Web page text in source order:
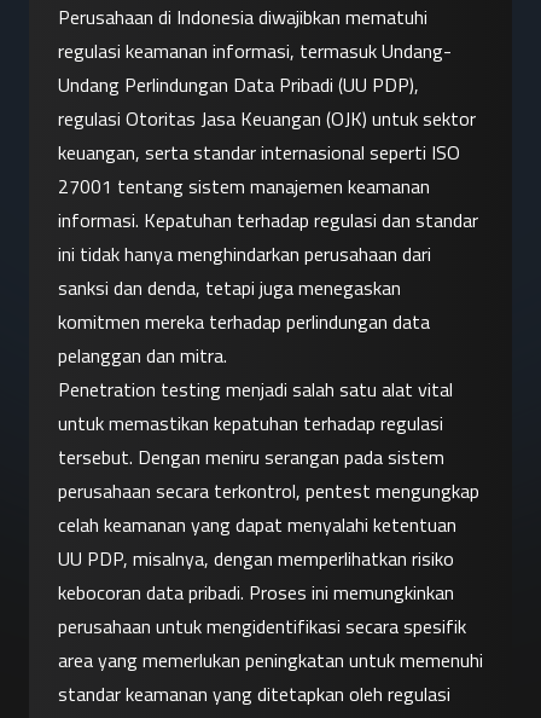
Perusahaan di Indonesia diwajibkan mematuhi
regulasi keamanan informasi, termasuk Undang-
Undang Perlindungan Data Pribadi (UU PDP),
regulasi Otoritas Jasa Keuangan (OJK) untuk sektor
keuangan, serta standar internasional seperti ISO
27001 tentang sistem manajemen keamanan
informasi. Kepatuhan terhadap regulasi dan standar
ini tidak hanya menghindarkan perusahaan dari
sanksi dan denda, tetapi juga menegaskan
komitmen mereka terhadap perlindungan data
pelanggan dan mitra.
Penetration testing menjadi salah satu alat vital
untuk memastikan kepatuhan terhadap regulasi
tersebut. Dengan meniru serangan pada sistem
perusahaan secara terkontrol, pentest mengungkap
celah keamanan yang dapat menyalahi ketentuan
UU PDP, misalnya, dengan memperlihatkan risiko
kebocoran data pribadi. Proses ini memungkinkan
perusahaan untuk mengidentifikasi secara spesifik
area yang memerlukan peningkatan untuk memenuhi
standar keamanan yang ditetapkan oleh regulasi